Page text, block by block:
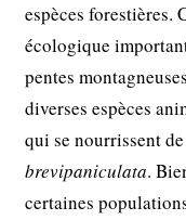
espèces forestières.
écologique
pentes
diverses espèces
qui se nourrissent
brevipaniculata.
certaines